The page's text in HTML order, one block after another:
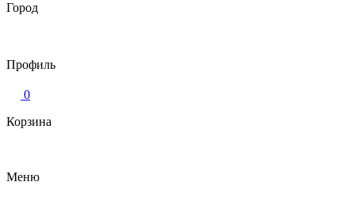
Город
Профиль
0
Корзина
Меню